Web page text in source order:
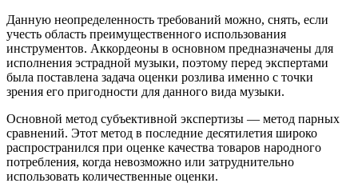
Данную неопределенность требований можно, снять, если
учесть область преимущественного использования
инструментов. Аккордеоны в основном предназначены для
исполнения эстрадной музыки, поэтому перед экспертами
была поставлена задача оценки розлива именно с точки
зрения его пригодности для данного вида музыки.
Основной метод субъективной экспертизы — метод парных
сравнений. Этот метод в последние десятилетия широко
распространился при оценке качества товаров народного
потребления, когда невозможно или затруднительно
использовать количественные оценки.